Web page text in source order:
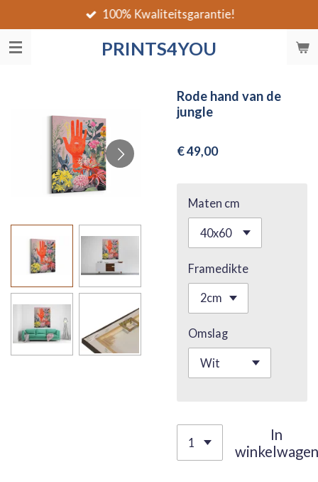
direct
naar
PRINTS4YOU
100% Kwaliteitsgarantie!
Rode hand van de
jungle
€ 49,00
Maten cm
Framedikte
Omslag
In
winkelwagen